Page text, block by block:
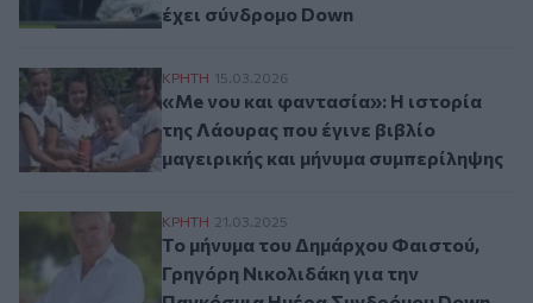
έχει σύνδρομο Down
«Me νου και φαντασία»: Η ιστορία της
ΚΡΗΤΗ 15.03.2026
«Me νου και φαντασία»: Η ιστορία
της Λάουρας που έγινε βιβλίο
μαγειρικής και μήνυμα συμπερίληψης
Το μήνυμα του Δημάρχου Φαιστού,
ΚΡΗΤΗ 21.03.2025
Το μήνυμα του Δημάρχου Φαιστού,
Γρηγόρη Νικολιδάκη για την